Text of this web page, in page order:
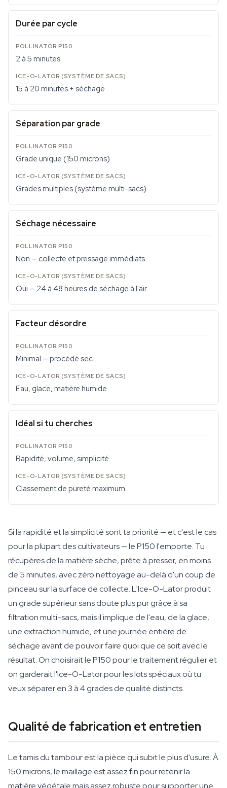
Durée par cycle
2 à 5 minutes
15 à 20 minutes + séchage
Séparation par grade
Grade unique (150 microns)
Grades multiples (système multi-sacs)
Séchage nécessaire
Non — collecte et pressage immédiats
Oui — 24 à 48 heures de séchage à l'air
Facteur désordre
Minimal — procédé sec
Eau, glace, matière humide
Idéal si tu cherches
Rapidité, volume, simplicité
Classement de pureté maximum
Si la rapidité et la simplicité sont ta priorité — et c'est le cas
pour la plupart des cultivateurs — le P150 l'emporte. Tu
récupères de la matière sèche, prête à presser, en moins
de 5 minutes, avec zéro nettoyage au-delà d'un coup de
pinceau sur la surface de collecte. L'Ice-O-Lator produit
un grade supérieur sans doute plus pur grâce à sa
filtration multi-sacs, mais il implique de l'eau, de la glace,
une extraction humide, et une journée entière de
séchage avant de pouvoir faire quoi que ce soit avec le
résultat. On choisirait le P150 pour le traitement régulier et
on garderait l'Ice-O-Lator pour les lots spéciaux où tu
veux séparer en 3 à 4 grades de qualité distincts.
Qualité de fabrication et entretien
Le tamis du tambour est la pièce qui subit le plus d'usure. À
150 microns, le maillage est assez fin pour retenir la
matière végétale mais assez robuste pour supporter une